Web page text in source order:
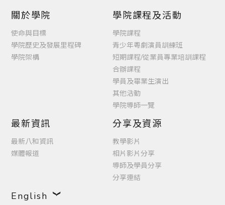
關於學院
使命與目標
學院歷史及發展里程碑
學院架構
學院課程及活動
學院課程
青少年粵劇演員訓練班
短期課程/從業員專業培訓課程
合辦課程
學員及畢業生演出
其他活動
學院導師一覽
最新資訊
最新八和資訊
媒體報道
分享及資源
教學影片
相片影片分享
導師及學員分享
分享連結
English